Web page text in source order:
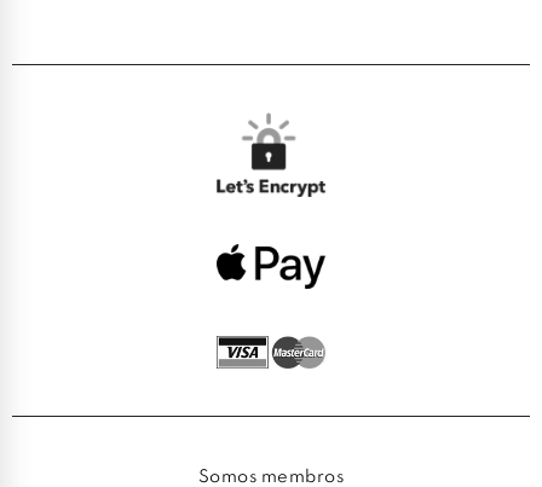
Somos membros